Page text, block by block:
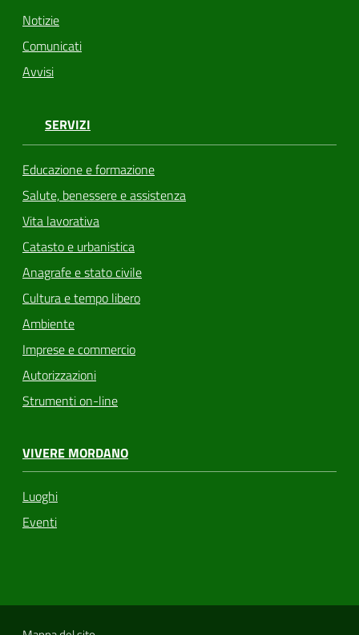
Notizie
Comunicati
Avvisi
SERVIZI
Educazione e formazione
Salute, benessere e assistenza
Vita lavorativa
Catasto e urbanistica
Anagrafe e stato civile
Cultura e tempo libero
Ambiente
Imprese e commercio
Autorizzazioni
Strumenti on-line
VIVERE MORDANO
Luoghi
Eventi